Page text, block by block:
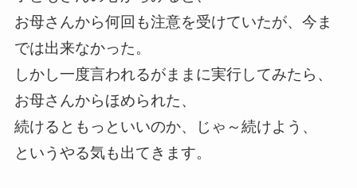
お母さんから何回も注意を受けていたが、今ま
では出来なかった。
しかし一度言われるがままに実行してみたら、
お母さんからほめられた、
続けるともっといいのか、じゃ～続けよう、
というやる気も出てきます。